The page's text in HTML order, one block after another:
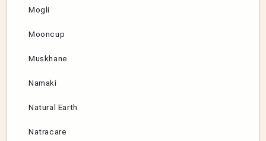
Mogli
Mooncup
Muskhane
Namaki
Natural Earth
Natracare